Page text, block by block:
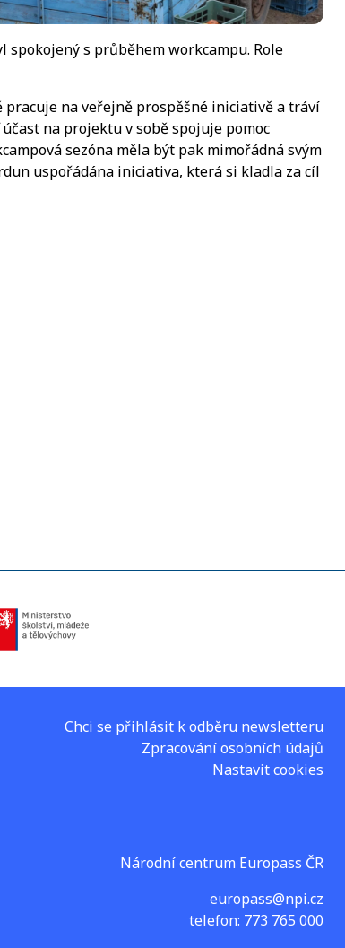
spokojený s průběhem workcampu. Role
pracuje na veřejně prospěšné iniciativě a tráví
na projektu v sobě spojuje pomoc
sezóna měla být pak mimořádná svým
uspořádána iniciativa, která si kladla za cíl
Chci se přihlásit k odběru newsletteru
Zpracování osobních údajů
Nastavit cookies
Národní centrum Europass ČR
europass@npi.cz
telefon: 773 765 000